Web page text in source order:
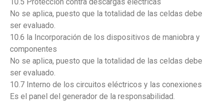
No se aplica, puesto que la totalidad de las celdas debe
ser evaluado.
10.6 la Incorporación de los dispositivos de maniobra y
componentes
No se aplica, puesto que la totalidad de las celdas debe
ser evaluado.
10.7 Interno de los circuitos eléctricos y las conexiones
Es el panel del generador de la responsabilidad.